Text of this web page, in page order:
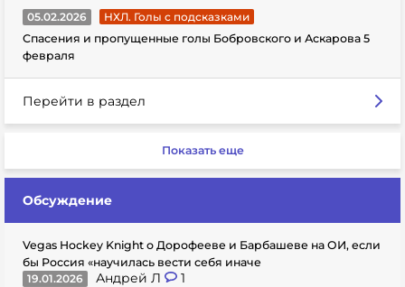
05.02.2026
НХЛ. Голы с подсказками
Спасения и пропущенные голы Бобровского и Аскарова 5
февраля
Перейти в раздел
Показать еще
Обсуждение
Vegas Hockey Knight о Дорофееве и Барбашеве на ОИ, если
бы Россия «научилась вести себя иначе
19.01.2026
Андрей Л 1